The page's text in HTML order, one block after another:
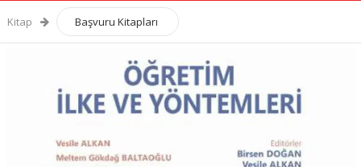
Kitap Başvuru Kitapları